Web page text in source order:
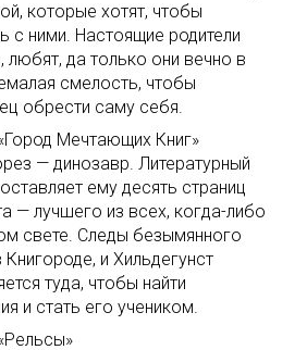
которые хотят, чтобы
с ними. Настоящие родители
любят, да только они вечно в
смелость, чтобы
обрести саму себя.
Мечтающих Книг»
— динозавр. Литературный
ему десять страниц
— лучшего из всех, когда-либо
свете. Следы безымянного
и Хильдегунст
туда, чтобы найти
и стать его учеником.